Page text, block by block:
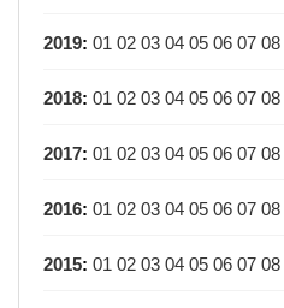
2019: 01 02 03 04 05 06 07 08
2018: 01 02 03 04 05 06 07 08
2017: 01 02 03 04 05 06 07 08
2016: 01 02 03 04 05 06 07 08
2015: 01 02 03 04 05 06 07 08